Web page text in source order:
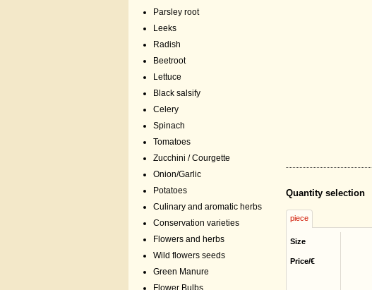
Parsley root
Leeks
Radish
Beetroot
Lettuce
Black salsify
Celery
Spinach
Tomatoes
Zucchini / Courgette
Onion/Garlic
Potatoes
Culinary and aromatic herbs
Conservation varieties
Flowers and herbs
Wild flowers seeds
Green Manure
Flower Bulbs
Quantity selection
piece
Size
Price/€